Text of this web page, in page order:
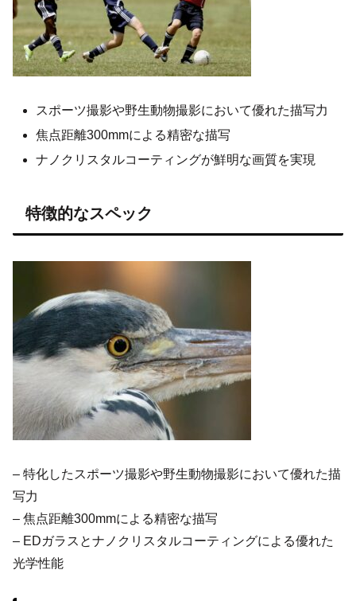
スポーツ撮影や野生動物撮影において優れた描写力
焦点距離300mmによる精密な描写
ナノクリスタルコーティングが鮮明な画質を実現
特徴的なスペック
– 特化したスポーツ撮影や野生動物撮影において優れた描
写力
– 焦点距離300mmによる精密な描写
– EDガラスとナノクリスタルコーティングによる優れた
光学性能